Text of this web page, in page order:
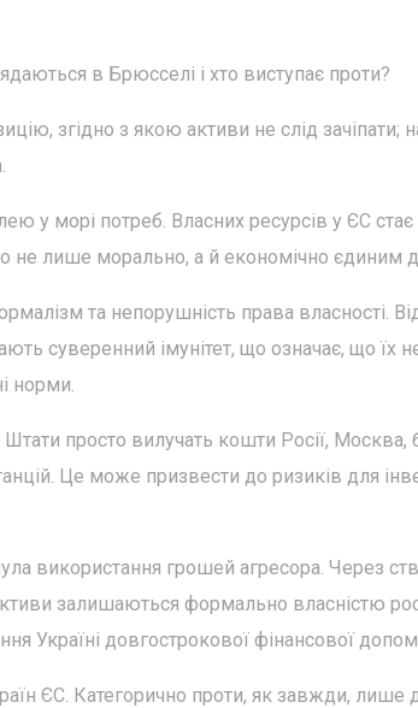
в Брюсселі і хто виступає проти?
згідно з якою активи не слід зачіпати;
у морі потреб. Власних ресурсів у ЄС
не лише морально, а й економічно єдиним
та непорушність права власності.
суверенний імунітет, що означає, що їх
норми.
просто вилучать кошти Росії, Москва,
Це може призвести до ризиків для
використання грошей агресора. Через
залишаються формально власністю
Україні довгострокової фінансової
ЄС. Категорично проти, як завжди, лише